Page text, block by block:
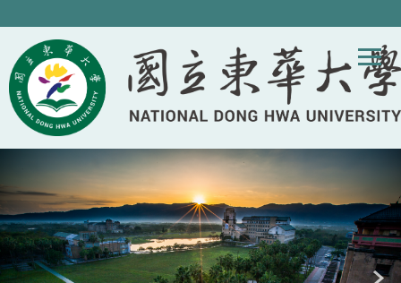
到
要
內
容